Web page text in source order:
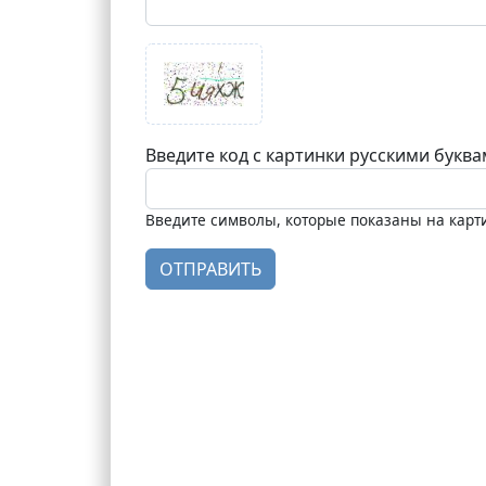
Введите код с картинки русскими
Введите символы, которые показаны на